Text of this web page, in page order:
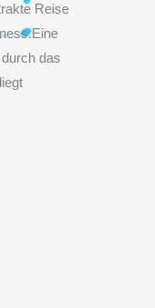
Reise
das